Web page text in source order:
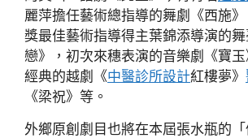
麗萍擔任藝術總指導的舞劇《西施
獎最佳藝術指導得主葉錦添導演的
戀》，初次來穗表演的音樂劇《寶
經典的越劇《中醫診所設計紅樓夢》
《梁祝》等。
外鄉原創劇目也將在本屆張水瓶的